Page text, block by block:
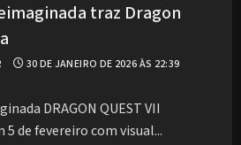
traz Dragon
30 DE JANEIRO DE 2026 ÀS 22:39
DRAGON QUEST VII
5 de fevereiro com visual...